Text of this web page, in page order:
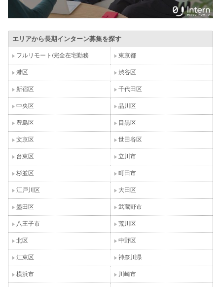
エリアから長期インターン募集を探す
フルリモート/完全在宅勤務 東京都
港区 渋谷区
新宿区 千代田区
中央区 品川区
豊島区 目黒区
文京区 世田谷区
台東区 立川市
杉並区 町田市
江戸川区 大田区
墨田区 武蔵野市
八王子市 荒川区
北区 中野区
江東区 神奈川県
横浜市 川崎市